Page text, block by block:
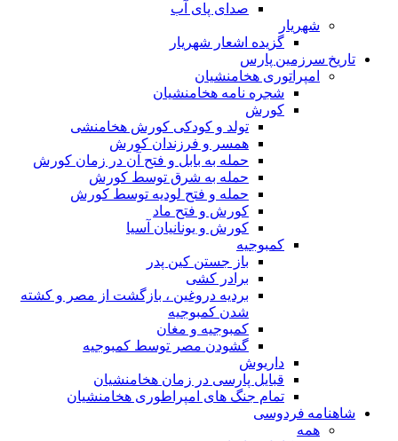
صدای پای آب
شهریار
گزیده اشعار شهریار
تاریخ سرزمین پارس
امپراتوری هخامنشیان
شجره نامه هخامنشیان
کورش
تولد و کودکی کورش هخامنشی
همسر و فرزندان کورش
حمله به بابل و فتح آن در زمان کورش
حمله به شرق توسط کورش
حمله و فتح لودیه توسط کورش
کورش و فتح ماد
کورش و یونانیان آسیا
کمبوجیه
باز جستن کین پدر
برادر کشی
بردیه دروغین ، بازگشت از مصر و کشته
شدن کمبوجیه
کمبوجیه و مغان
گشودن مصر توسط کمبوجیه
داریوش
قبایل پارسی در زمان هخامنشیان
تمام جنگ های امپراطوری هخامنشیان
شاهنامه فردوسی
همه